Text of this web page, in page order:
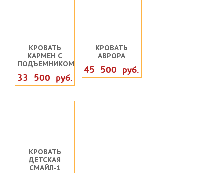
КРОВАТЬ
КАРМЕН С
ПОДЪЕМНИКОМ
33 500 руб.
КРОВАТЬ
АВРОРА
45 500 руб.
КРОВАТЬ
ДЕТСКАЯ
СМАЙЛ-1